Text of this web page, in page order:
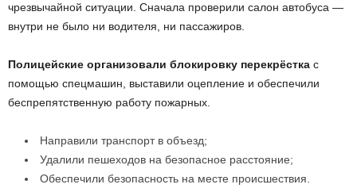
чрезвычайной ситуации. Сначала проверили салон автобуса —
внутри не было ни водителя, ни пассажиров.
Полицейские организовали блокировку перекрёстка с
помощью спецмашин, выставили оцепление и обеспечили
беспрепятственную работу пожарных.
Направили транспорт в объезд;
Удалили пешеходов на безопасное расстояние;
Обеспечили безопасность на месте происшествия.